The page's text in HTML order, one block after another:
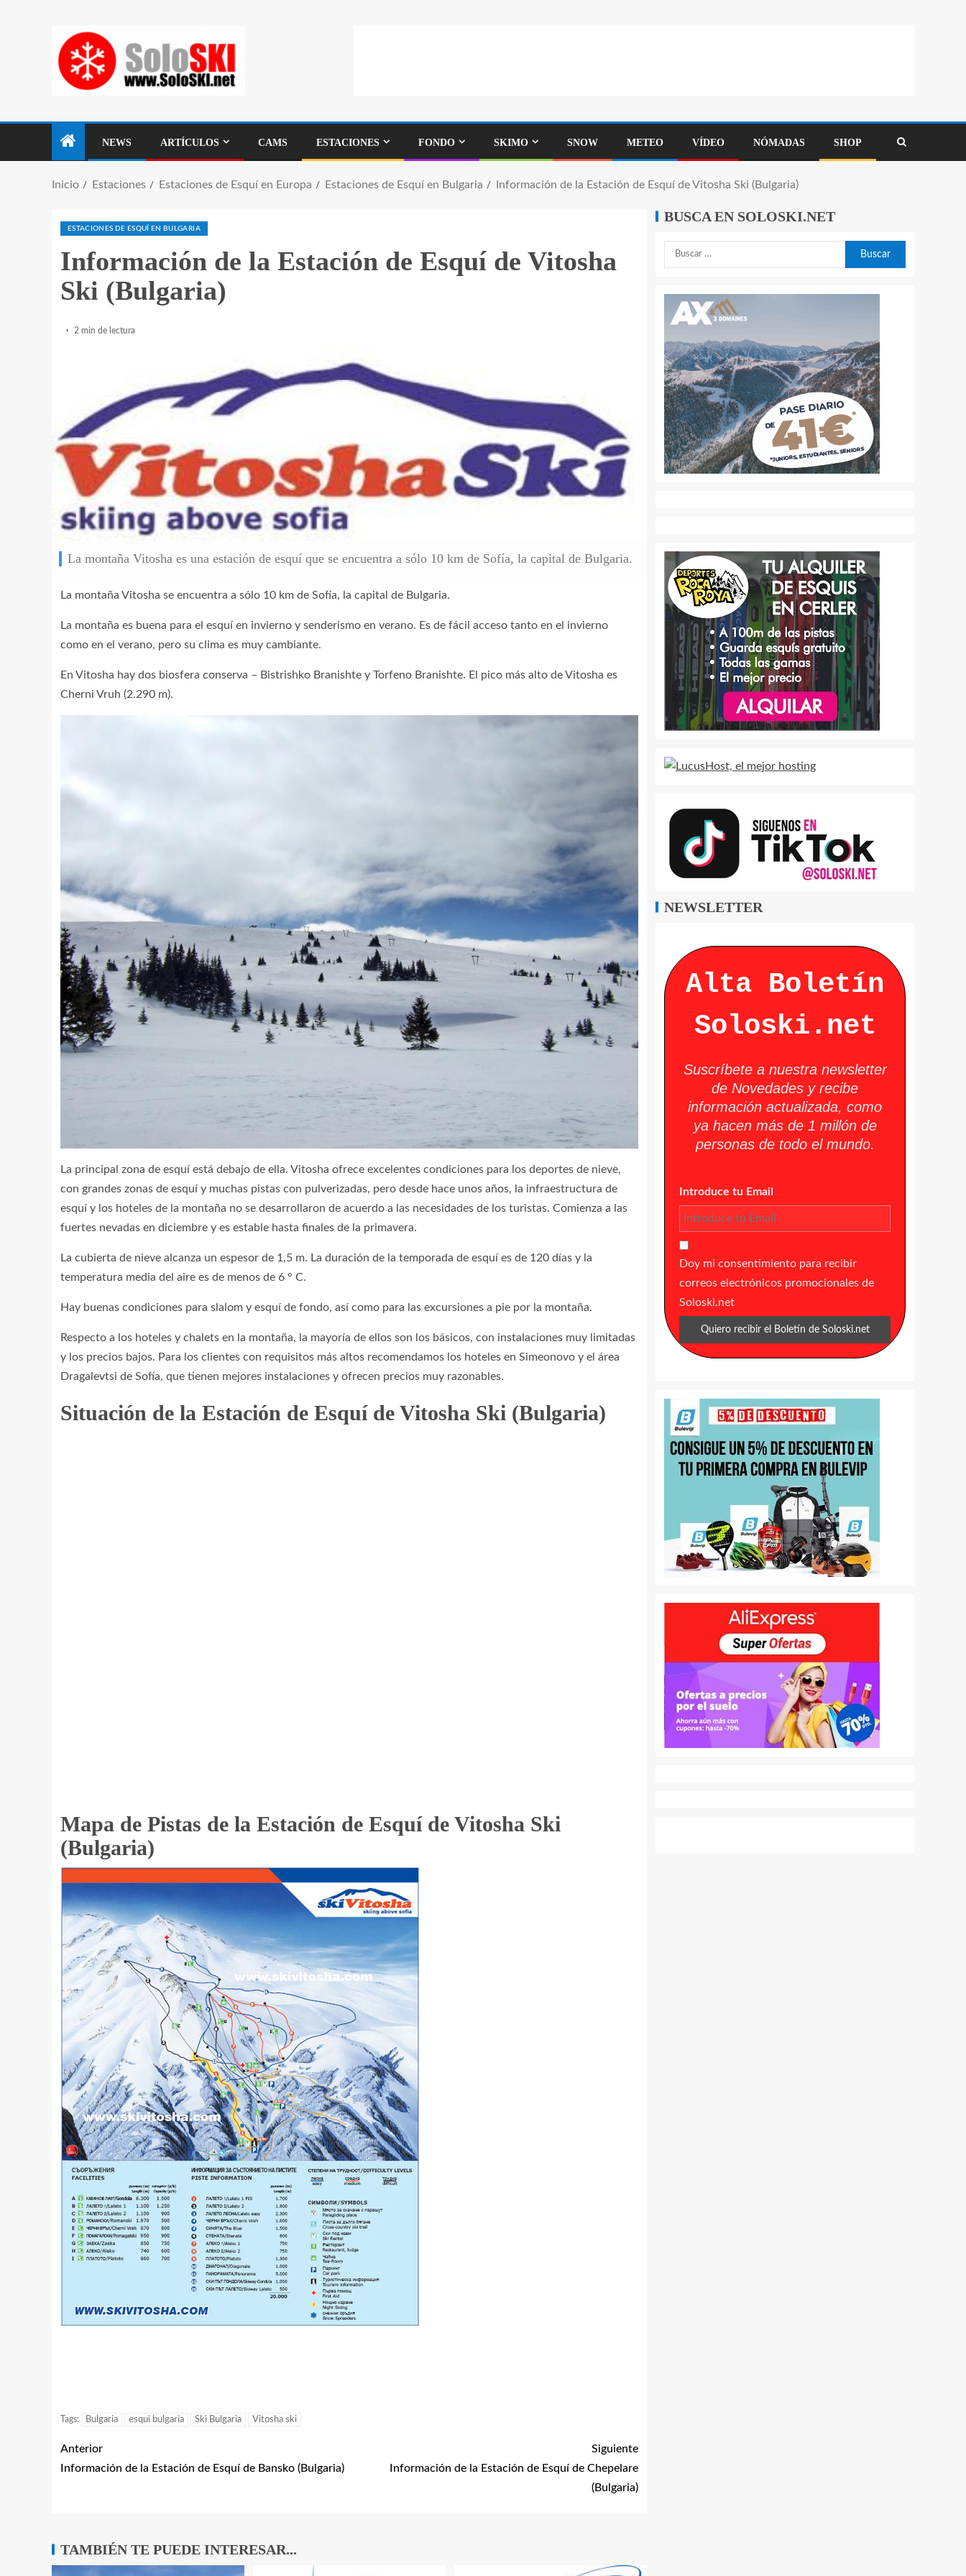
NEWS ARTÍCULOS CAMS ESTACIONES FONDO SKIMO SNOW METEO VÍDEO NÓMADAS SHOP
Inicio Estaciones Estaciones de Esquí en Europa Estaciones de Esquí en Bulgaria Información de la Estación de Esquí de Vitosha Ski (Bulgaria)
ESTACIONES DE ESQUÍ EN BULGARIA
Información de la Estación de Esquí de Vitosha
Ski (Bulgaria)
2 min de lectura
La montaña Vitosha es una estación de esquí que se encuentra a sólo 10 km de Sofía, la capital de Bulgaria.
La montaña Vitosha se encuentra a sólo 10 km de Sofía, la capital de Bulgaria.
La montaña es buena para el esquí en invierno y senderismo en verano. Es de fácil acceso tanto en el invierno
como en el verano, pero su clima es muy cambiante.
En Vitosha hay dos biosfera conserva – Bistrishko Branishte y Torfeno Branishte. El pico más alto de Vitosha es
Cherni Vruh (2.290 m).
La principal zona de esquí está debajo de ella. Vitosha ofrece excelentes condiciones para los deportes de nieve,
con grandes zonas de esquí y muchas pistas con pulverizadas, pero desde hace unos años, la infraestructura de
esquí y los hoteles de la montaña no se desarrollaron de acuerdo a las necesidades de los turistas. Comienza a las
fuertes nevadas en diciembre y es estable hasta finales de la primavera.
La cubierta de nieve alcanza un espesor de 1,5 m. La duración de la temporada de esquí es de 120 días y la
temperatura media del aire es de menos de 6 ° C.
Hay buenas condiciones para slalom y esquí de fondo, así como para las excursiones a pie por la montaña.
Respecto a los hoteles y chalets en la montaña, la mayoría de ellos son los básicos, con instalaciones muy limitadas
y los precios bajos. Para los clientes con requisitos más altos recomendamos los hoteles en Simeonovo y el área
Dragalevtsi de Sofía, que tienen mejores instalaciones y ofrecen precios muy razonables.
Situación de la Estación de Esquí de Vitosha Ski (Bulgaria)
Mapa de Pistas de la Estación de Esquí de Vitosha Ski
(Bulgaria)
Tags: Bulgaria esqui bulgaria Ski Bulgaria Vitosha ski
Anterior
Información de la Estación de Esquí de Bansko (Bulgaria)
Siguiente
Información de la Estación de Esquí de Chepelare
(Bulgaria)
TAMBIÉN TE PUEDE INTERESAR...
BUSCA EN SOLOSKI.NET
NEWSLETTER
Alta Boletín
Soloski.net
Suscríbete a nuestra newsletter
de Novedades y recibe
información actualizada, como
ya hacen más de 1 millón de
personas de todo el mundo.
Introduce tu Email
Doy mi consentimiento para recibir
correos electrónicos promocionales de
Soloski.net